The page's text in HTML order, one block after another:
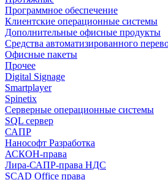
Программное обеспечение
Клиентские операционные системы
Дополнительные офисные продукты
Средства автоматизированного
Офисные пакеты
Прочее
Digital Signage
Smartplayer
Spinetix
Серверные операционные системы
SQL сервер
САПР
Нанософт Разработка
АСКОН-права
Лира-САПР-права НДС
SCAD Office права